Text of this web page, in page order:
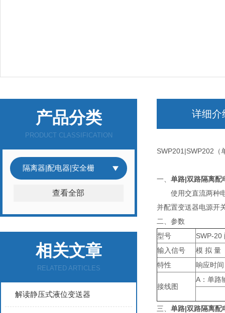
产品分类
PRODUCT CLASSIFICATION
隔离器|配电器|安全栅
查看全部
相关文章
RELATED ARTICLES
解读静压式液位变送器
详细介
SWP201|SWP202（
一、 单路|双路隔离配
使用交直流两种电
并配置变送器电源开
二、参数
型号
SWP-20
输入信号
模 拟
特性
响应时
接线图
A：单路
三、 单路|双路隔离配